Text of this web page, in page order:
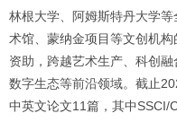
林根大学、阿姆斯特丹大学
术馆、蒙纳金项目等文创机
资助，跨越艺术生产、科创融
数字生态等前沿领域。截止
中英文论文11篇，其中SSCI/